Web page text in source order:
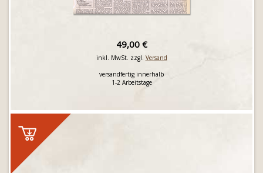
49,00 €
inkl. MwSt. zzgl. Versand
versandfertig innerhalb
1-2 Arbeitstage